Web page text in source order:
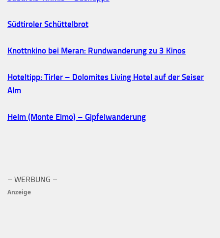
Südtiroler Schüttelbrot
Knottnkino bei Meran: Rundwanderung zu 3 Kinos
Hoteltipp: Tirler – Dolomites Living Hotel auf der Seiser
Alm
Helm (Monte Elmo) – Gipfelwanderung
– WERBUNG –
Anzeige